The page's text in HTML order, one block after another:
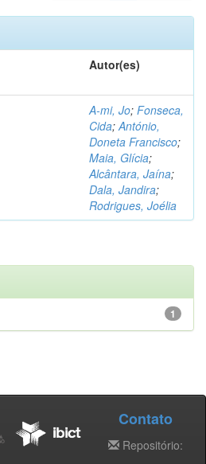
Autor(es)
A-mi, Jo; Fonseca,
Cida;António,
Doneta Francisco;
Maia, Glícia;
Alcântara, Jaína;
Dala, Jandira;
Rodrigues, Joélia
1
Contato
Repositório: